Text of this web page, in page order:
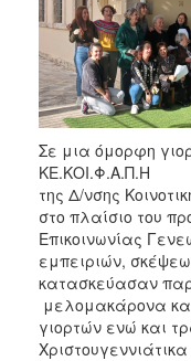
2013
2012
2011
2010
2006
ΤΟΠΟΣ
ΠΟΛΙΤΙΣΜΟΣ
Σε μια όμορφη
της Δ/νσης
στο πλαίσιο του
Επικοινωνίας
εμπειριών,
κατασκεύασαν
μελομακάρονα
γιορτών ενώ και